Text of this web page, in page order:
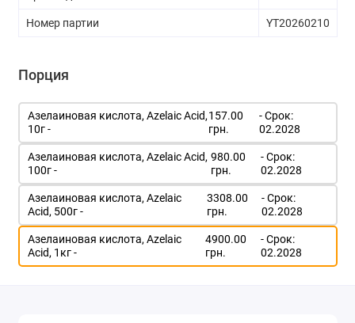
Номер партии YT20260210
Порция
Азелаиновая кислота, Azelaic Acid,
10г -
157.00
грн.
- Срок:
02.2028
Азелаиновая кислота, Azelaic Acid,
100г -
980.00
грн.
- Срок:
02.2028
Азелаиновая кислота, Azelaic
Acid, 500г -
3308.00
грн.
- Срок:
02.2028
Азелаиновая кислота, Azelaic
Acid, 1кг -
4900.00
грн.
- Срок:
02.2028